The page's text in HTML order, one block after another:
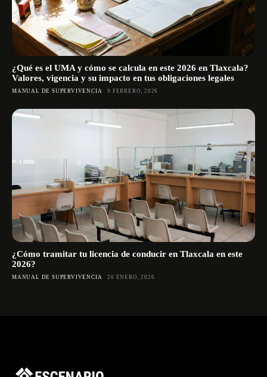
¿Qué es el UMA y cómo se calcula en este 2026 en Tlaxcala?
Valores, vigencia y su impacto en tus obligaciones legales
MANUAL DE SUPERVIVENCIA 9 FEBRERO, 2026
¿Cómo tramitar tu licencia de conducir en Tlaxcala en este
2026?
MANUAL DE SUPERVIVENCIA 20 ENERO, 2026